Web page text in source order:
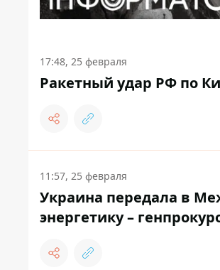
17:48, 25 февраля
Ракетный удар РФ по
11:57, 25 февраля
Украина передала в
энергетику –